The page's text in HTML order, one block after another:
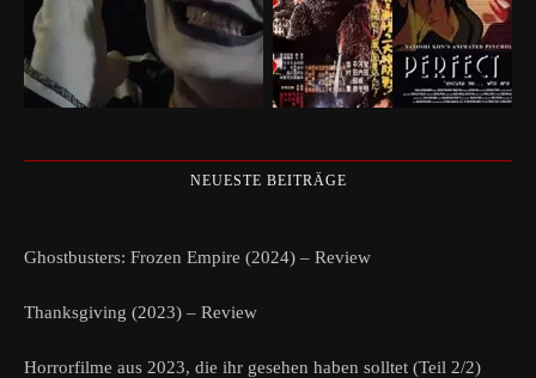
NEUESTE BEITRÄGE
Ghostbusters: Frozen Empire (2024) – Review
Thanksgiving (2023) – Review
Horrorfilme aus 2023, die ihr gesehen haben solltet (Teil 2/2)